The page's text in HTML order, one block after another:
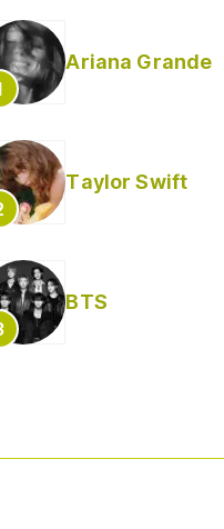
Ariana Grande
Taylor Swift
BTS